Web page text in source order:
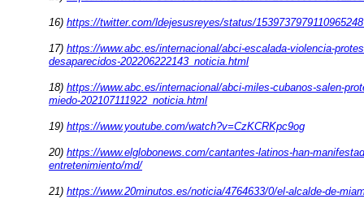
16) https://twitter.com/ldejesusreyes/status/
17) https://www.abc.es/internacional/abci-escalada-violencia-
desaparecidos-202206222143_noticia.html
18) https://www.abc.es/internacional/abci-miles-cubanos-salen-
miedo-202107111922_noticia.html
19) https://www.youtube.com/watch?v=CzKCRKpc9og
20) https://www.elglobonews.com/cantantes-latinos-han-
entretenimiento/md/
21) https://www.20minutos.es/noticia/4764633/0/el-alcalde-de-